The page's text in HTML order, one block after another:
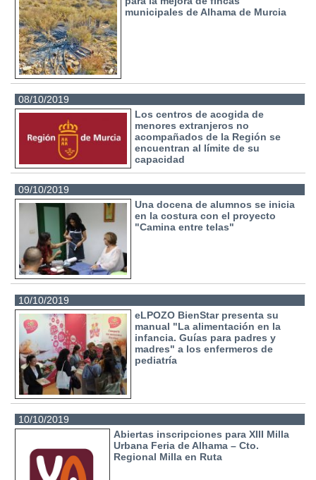
municipales de Alhama de Murcia
08/10/2019
Los centros de acogida de
menores extranjeros no
acompañados de la Región se
encuentran al límite de su
capacidad
09/10/2019
Una docena de alumnos se inicia
en la costura con el proyecto
"Camina entre telas"
10/10/2019
eLPOZO BienStar presenta su
manual "La alimentación en la
infancia. Guías para padres y
madres" a los enfermeros de
pediatría
10/10/2019
Abiertas inscripciones para XIII Milla
Urbana Feria de Alhama – Cto.
Regional Milla en Ruta